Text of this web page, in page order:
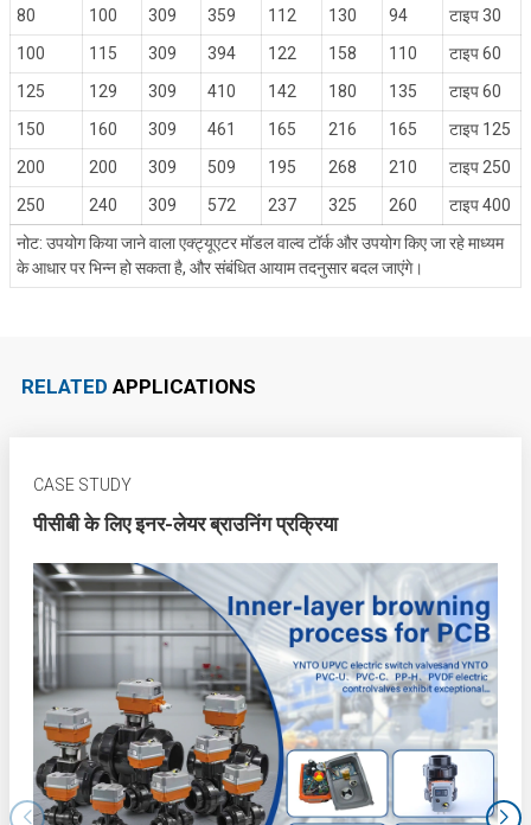
80 100 309 359 112 130 94
टाइप 30
100
115 309 394 122 158 110
टाइप 60
125
129 309 410 142 180 135
टाइप 60
150
160 309 461 165 216 165
टाइप 125
200
200 309 509 195 268 210
टाइप 250
250
240 309 572 237 325 260
टाइप 400
नोट: उपयोग किया जाने वाला एक्ट्यूएटर मॉडल वाल्व टॉर्क और उपयोग किए जा रहे माध्यम
के आधार पर भिन्न हो सकता है, और संबंधित आयाम तदनुसार बदल जाएंगे।
RELATED APPLICATIONS
CASE STUDY
पीसीबी के लिए इनर-लेयर ब्राउनिंग प्रक्रिया